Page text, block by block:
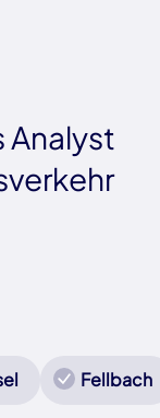
Analyst
Fellbach